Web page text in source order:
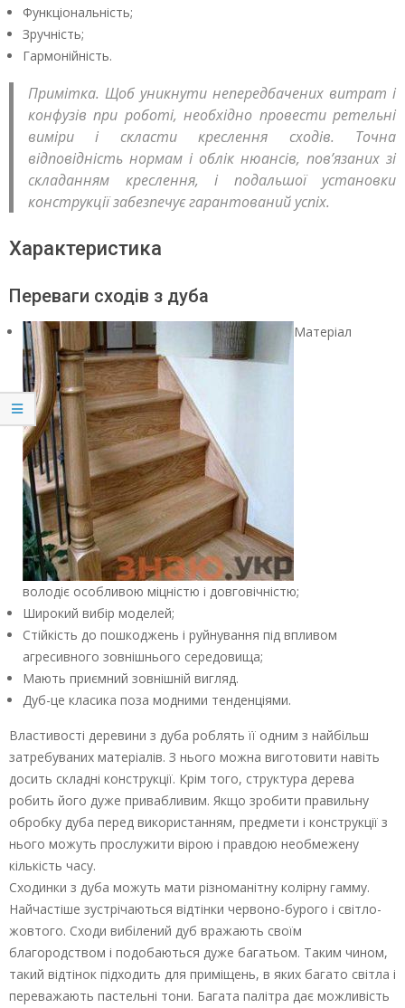
Функціональність;
Зручність;
Гармонійність.
Примітка. Щоб уникнути непередбачених витрат і
конфузів при роботі, необхідно провести ретельні
виміри і скласти креслення сходів. Точна
відповідність нормам і облік нюансів, пов’язаних зі
складанням креслення, і подальшої установки
конструкції забезпечує гарантований успіх.
Характеристика
Переваги сходів з дуба
Матеріал
володіє особливою міцністю і довговічністю;
Широкий вибір моделей;
Стійкість до пошкоджень і руйнування під впливом
агресивного зовнішнього середовища;
Мають приємний зовнішній вигляд.
Дуб-це класика поза модними тенденціями.
Властивості деревини з дуба роблять її одним з найбільш
затребуваних матеріалів. З нього можна виготовити навіть
досить складні конструкції. Крім того, структура дерева
робить його дуже привабливим. Якщо зробити правильну
обробку дуба перед використанням, предмети і конструкції з
нього можуть прослужити вірою і правдою необмежену
кількість часу.
Сходинки з дуба можуть мати різноманітну колірну гамму.
Найчастіше зустрічаються відтінки червоно-бурого і світло-
жовтого. Сходи вибілений дуб вражають своїм
благородством і подобаються дуже багатьом. Таким чином,
такий відтінок підходить для приміщень, в яких багато світла і
переважають пастельні тони. Багата палітра дає можливість